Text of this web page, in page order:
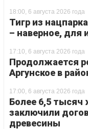
18:00, 6 августа 2026 года
Тигр из
– наверное, для
17:10, 6 августа 2026 года
Продолжается
Аргунское в
17:00, 6 августа 2026 года
Более 6,5 тысяч
заключили
древесины